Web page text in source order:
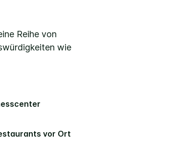
Reihe von
wie
vor Ort